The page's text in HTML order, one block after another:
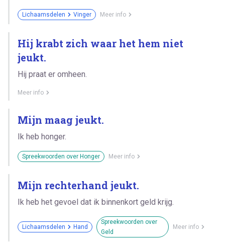
Lichaamsdelen Vinger Meer info
Hij krabt zich waar het hem niet
jeukt.
Hij praat er omheen.
Meer info
Mijn maag jeukt.
Ik heb honger.
Spreekwoorden over Honger Meer info
Mijn rechterhand jeukt.
Ik heb het gevoel dat ik binnenkort geld krijg.
Lichaamsdelen Hand
Spreekwoorden over
Geld
Meer info